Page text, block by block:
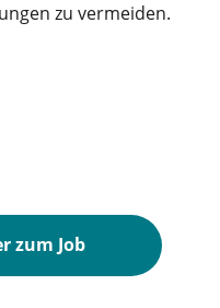
zu vermeiden.
zum Job